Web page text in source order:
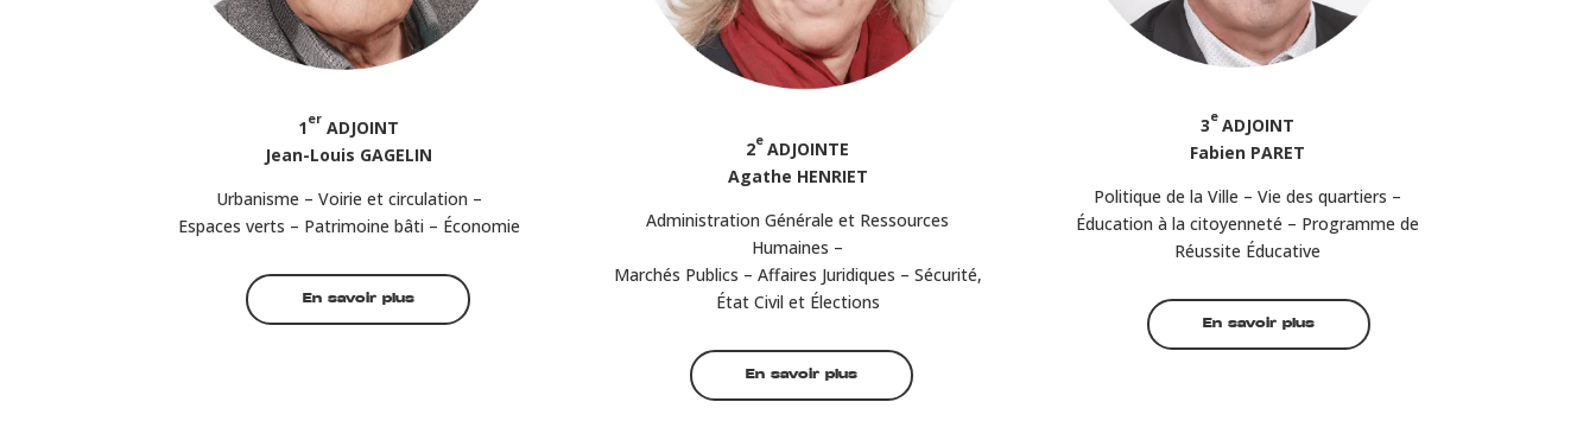
1er ADJOINT
Jean-Louis GAGELIN
Urbanisme – Voirie et circulation –
Espaces verts – Patrimoine bâti – Économie
En savoir plus
2e ADJOINTE
Agathe HENRIET
Administration Générale et Ressources
Humaines –
Marchés Publics – Affaires Juridiques – Sécurité,
État Civil et Élections
En savoir plus
3e ADJOINT
Fabien PARET
Politique de la Ville – Vie des quartiers –
Éducation à la citoyenneté – Programme de
Réussite Éducative
En savoir plus